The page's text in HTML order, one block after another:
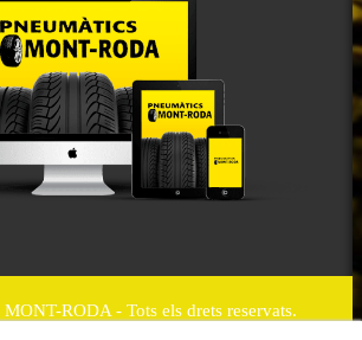
RODA - Tots els drets reservats.